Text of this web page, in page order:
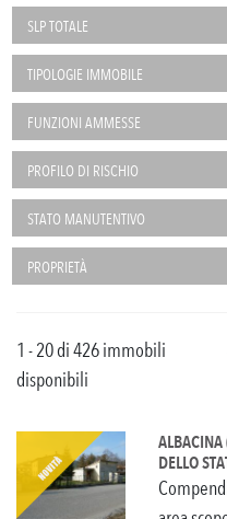
SLP TOTALE
TIPOLOGIE IMMOBILE
FUNZIONI AMMESSE
PROFILO DI RISCHIO
STATO MANUTENTIVO
PROPRIETÀ
1 - 20 di 426 immobili
disponibili
ALBACINA
DELLO